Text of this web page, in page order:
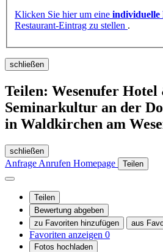
Klicken Sie hier um eine individuelle
Restaurant-Eintrag zu stellen .
schließen
Teilen: Wesenufer Hotel
Seminarkultur an der
in Waldkirchen am
schließen
Anfrage Anrufen Homepage Teilen
Teilen
Bewertung abgeben
zu Favoriten hinzufügen
aus
Favoriten anzeigen 0
Fotos hochladen